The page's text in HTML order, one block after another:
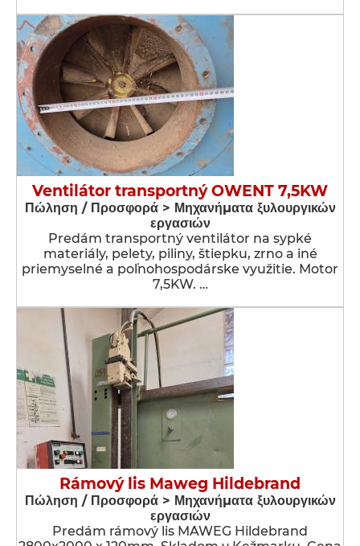
Ventilátor transportný OWENT 7,5KW
Πώληση / Προσφορά > Μηχανήματα ξυλουργικών
εργασιών
Predám transportný ventilátor na sypké
materiály, pelety, piliny, štiepku, zrno a iné
priemyselné a poľnohospodárske využitie. Motor
7,5KW. …
Rámový lis Maweg Hildebrand
Πώληση / Προσφορά > Μηχανήματα ξυλουργικών
εργασιών
Predám rámový lis MAWEG Hildebrand